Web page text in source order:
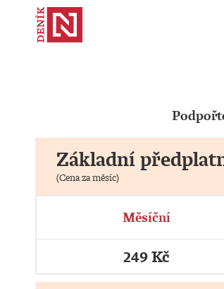
Základní
(Cena za měsíc)
Měsíční
249 Kč